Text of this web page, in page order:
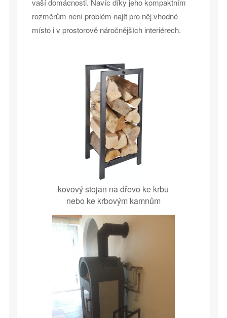
vaší domácnosti. Navíc díky jeho kompaktním
rozměrům není problém najít pro něj vhodné
místo i v prostorově náročnějších interiérech.
kovový stojan na dřevo ke krbu
nebo ke krbovým kamnům